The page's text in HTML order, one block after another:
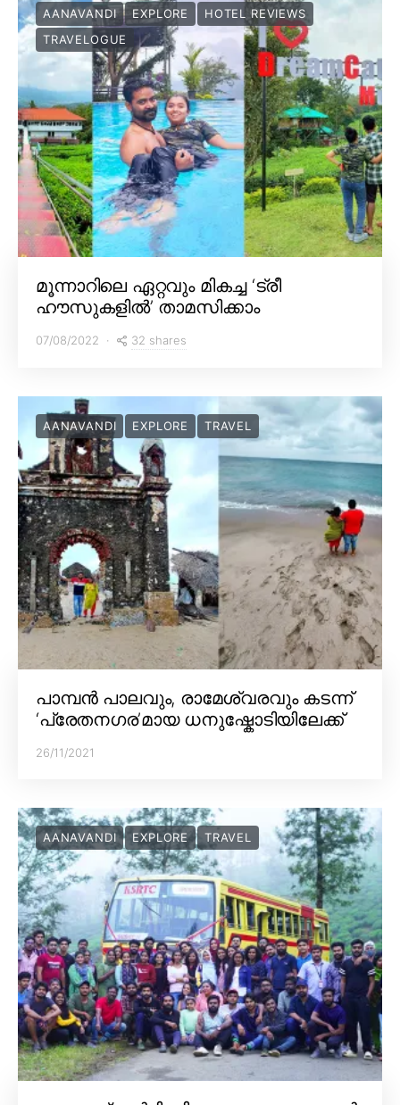
AANAVANDI EXPLORE
HOTEL REVIEWS
TRAVELOGUE
മൂന്നാറിലെ ഏറ്റവും മികച്ച ‘ട്രീ
ഹൗസുകളിൽ’ താമസിക്കാം
07/08/2022 32 shares
AANAVANDI EXPLORE TRAVEL
പാമ്പൻ പാലവും, രാമേശ്വരവും കടന്ന്
‘പ്രേതനഗര’മായ ധനുഷ്കോടിയിലേക്ക്
26/11/2021
AANAVANDI EXPLORE TRAVEL